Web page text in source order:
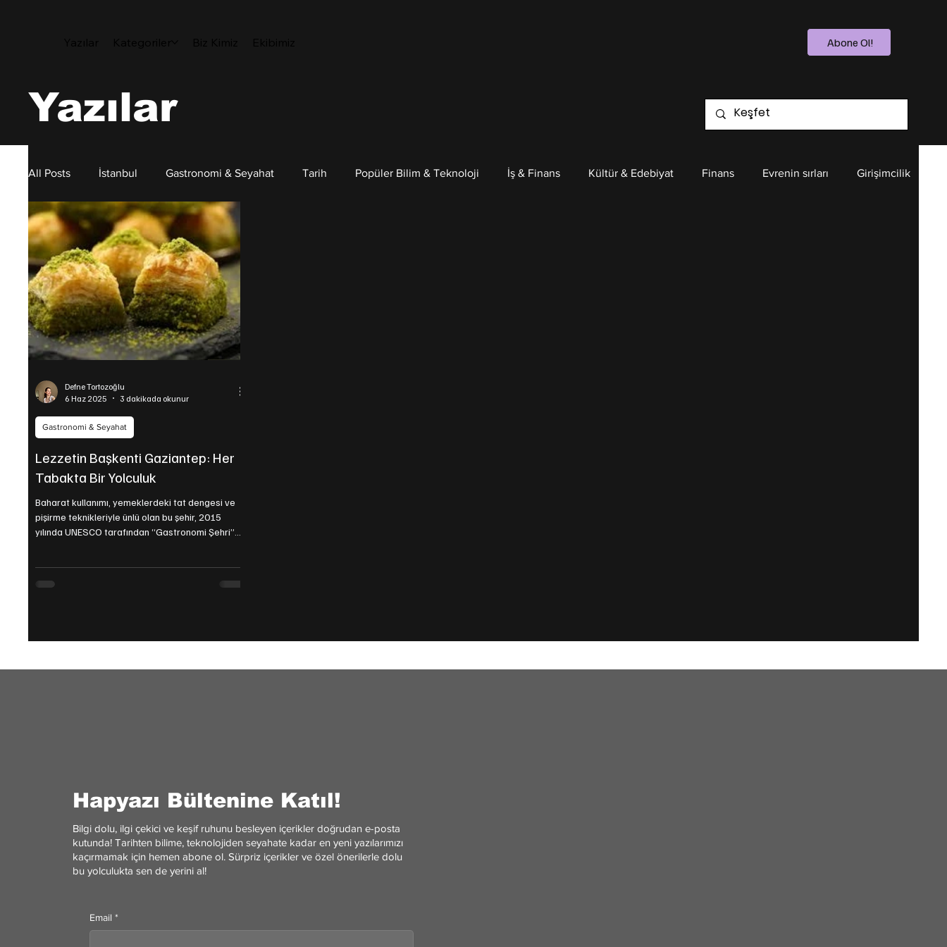
Abone Ol!
Yazılar
All Posts İstanbul Gastronomi & Seyahat Tarih Popüler Bilim & Teknoloji İş & Finans Kültür & Edebiyat Finans Evrenin sırları Girişimcilik
Sanat Sürdürülebilirlik Kişisel Gelişim
Lezzetin Başkenti Gaziantep: Her
Tabakta Bir Yolculuk
Baharat kullanımı, yemeklerdeki tat dengesi ve
pişirme teknikleriyle ünlü olan bu şehir, 2015
yılında UNESCO tarafından “Gastronomi Şehri”
Gastronomi & Seyahat
Defne Tortozoğlu
6 Haz 2025
3 dakikada okunur
Hapyazı Bültenine Katıl!
Email *
Bilgi dolu, ilgi çekici ve keşif ruhunu besleyen içerikler doğrudan e-posta
kutunda! Tarihten bilime, teknolojiden seyahate kadar en yeni yazılarımızı
kaçırmamak için hemen abone ol. Sürpriz içerikler ve özel önerilerle dolu
bu yolculukta sen de yerini al!